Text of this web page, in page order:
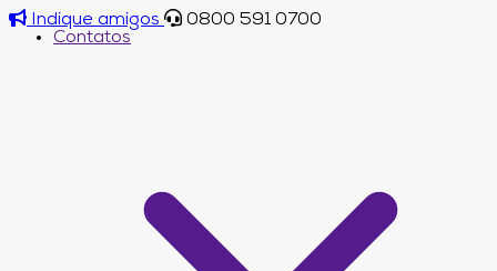
Indique amigos
0800 591 0700
Contatos